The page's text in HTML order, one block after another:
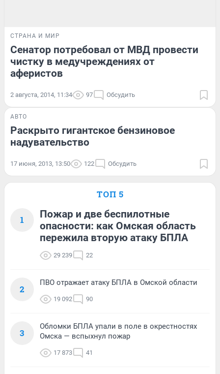
СТРАНА И МИР
Сенатор потребовал от МВД провести
чистку в медучреждениях от
аферистов
2 августа, 2014, 11:34 97 Обсудить
АВТО
Раскрыто гигантское бензиновое
надувательство
17 июня, 2013, 13:50 122 Обсудить
ТОП 5
1
Пожар и две беспилотные
опасности: как Омская область
пережила вторую атаку БПЛА
29 239 22
2
ПВО отражает атаку БПЛА в Омской области
19 092 90
3
Обломки БПЛА упали в поле в окрестностях
Омска — вспыхнул пожар
17 873 41